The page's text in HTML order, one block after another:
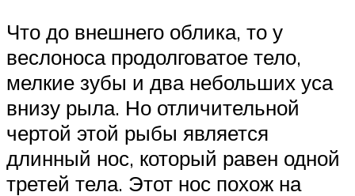
Что до внешнего облика, то у
веслоноса продолговатое тело,
мелкие зубы и два небольших уса
внизу рыла. Но отличительной
чертой этой рыбы является
длинный нос, который равен одной
третей тела. Этот нос похож на